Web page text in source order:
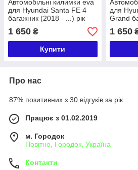
Автомобільні килимки eva
для Hyundai Santa FE 4
багажник (2018 - ...) рік
1 650 ₴
Купити
для
Grand
2018)
1 650
Про нас
87% позитивних з 30 відгуків за рік
Працює з 01.02.2019
м. Городок
Повітно, Городок, Україна
Контакти